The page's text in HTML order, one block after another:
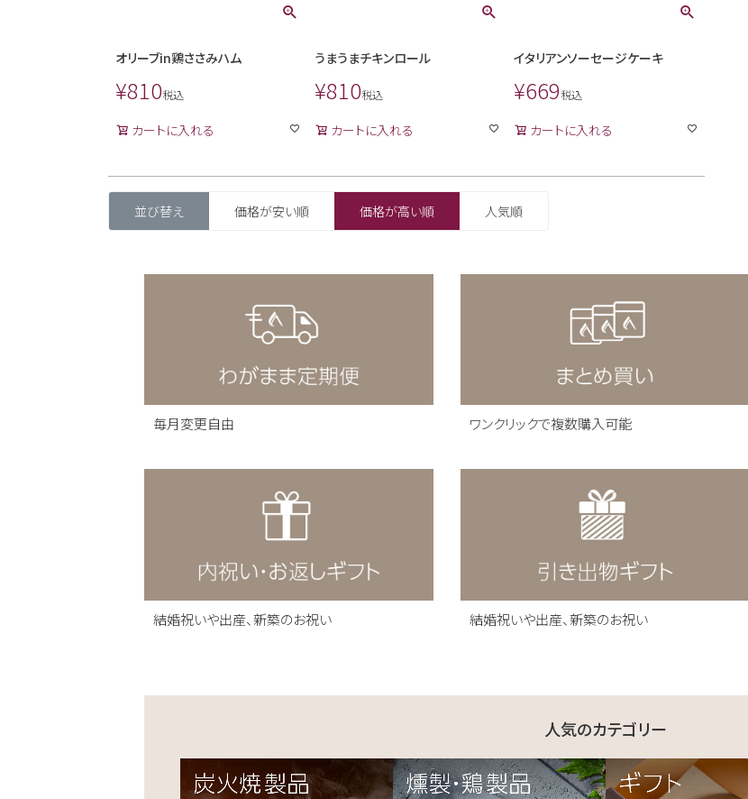
オリーブin鶏ささみハム
¥810税込
カートに入れる
うまうまチキンロール
¥810税込
カートに入れる
イタリアンソーセージケーキ
¥669税込
カートに入れる
並び替え 価格が安い順 価格が高い順 人気順
毎月変更自由 ワンクリックで複数購入可能
結婚祝いや出産、新築のお祝い 結婚祝いや出産、新築のお祝い
人気のカテゴリー